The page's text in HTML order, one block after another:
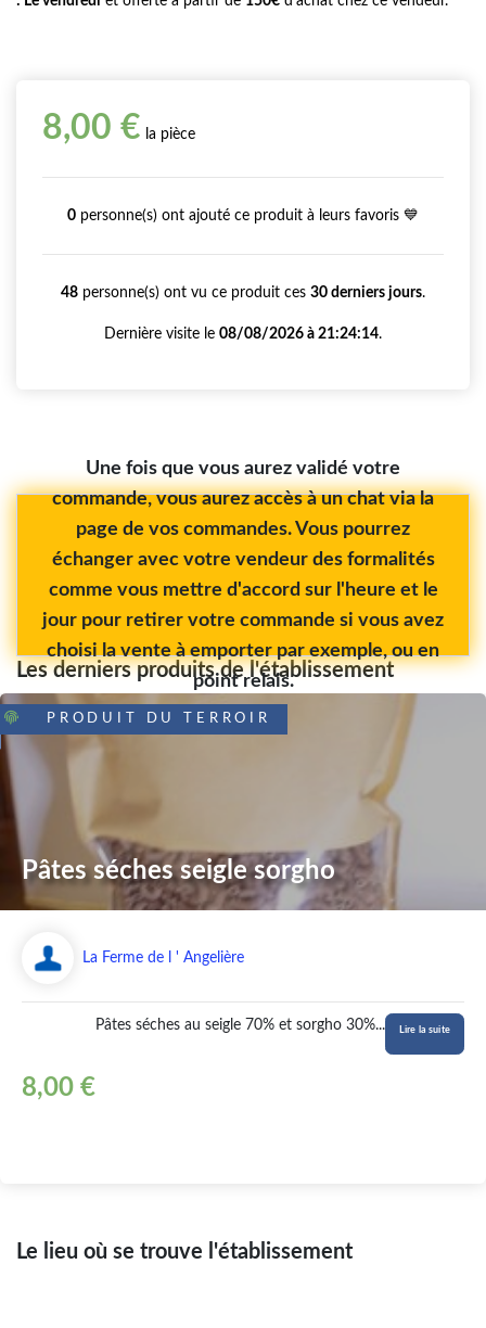
8,00 € la pièce
0 personne(s) ont ajouté ce produit à leurs favoris 💙
48 personne(s) ont vu ce produit ces 30 derniers jours.
Dernière visite le 08/08/2026 à 21:24:14.
Une fois que vous aurez validé votre
commande, vous aurez accès à un chat via la
page de vos commandes. Vous pourrez
échanger avec votre vendeur des formalités
comme vous mettre d'accord sur l'heure et le
jour pour retirer votre commande si vous avez
choisi la vente à emporter par exemple, ou en
point relais.
Les derniers produits de l'établissement
PRODUIT DU TERROIR
Pâtes séches seigle sorgho
La Ferme de l ' Angelière
Pâtes séches au seigle 70% et sorgho 30%... Lire la suite
8,00 €
Le lieu où se trouve l'établissement